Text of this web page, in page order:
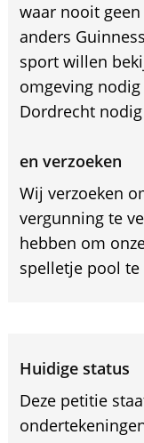
waar nooit
anders
sport willen
omgeving
Dordrecht
en verzoeken
Wij verzoeken
vergunning te
hebben om
spelletje pool
Huidige status
Deze petitie